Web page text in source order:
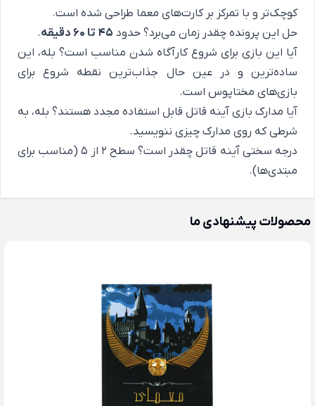
کوچک‌تر و با تمرکز بر کارت‌های معما طراحی شده است.
​حل این پرونده چقدر زمان می‌برد؟ حدود ۴۵ تا ۶۰ دقیقه
.
​آیا این بازی برای شروع کارآگاه شدن مناسب است؟ بله، این
ساده‌ترین و در عین حال جذاب‌ترین نقطه شروع برای
بازی‌های مختاپوس است.
​آیا مدارک بازی آینه قاتل قابل استفاده مجدد هستند؟ بله، به
شرطی که روی مدارک چیزی ننویسید.
​درجه سختی آینه قاتل چقدر است؟ سطح ۲ از ۵ (مناسب برای
مبتدی‌ها).
محصولات پیشنهادی ما